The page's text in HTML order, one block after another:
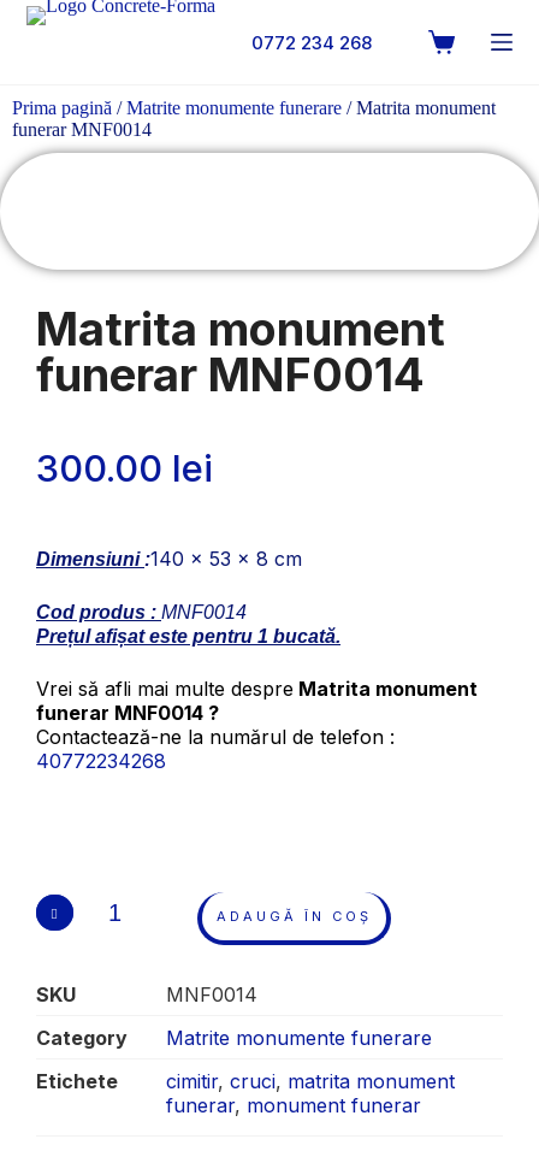
0772 234 268
Prima pagină /Matrite monumente funerare / Matrita monument
funerar MNF0014
Matrita monument
funerar MNF0014
300.00 lei
Dimensiuni :140 x 53 x 8 cm
Cod produs : MNF0014
Prețul afișat este pentru 1 bucată.
Vrei să afli mai multe despre Matrita monument
funerar MNF0014 ?
Contactează-ne la numărul de telefon :
40772234268
ADAUGĂ ÎN COȘ
SKU
MNF0014
Category
Matrite monumente funerare
Etichete
cimitir, cruci, matrita monument
funerar, monument funerar